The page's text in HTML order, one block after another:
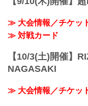
≫ 大会情報／チケッ
≫ 対戦カード
【10/3(土)開催】
NAGASAKI
≫ 大会情報／チケッ